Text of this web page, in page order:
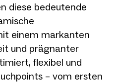
diese bedeutende
einem markanten
und prägnanter
flexibel und
– vom ersten